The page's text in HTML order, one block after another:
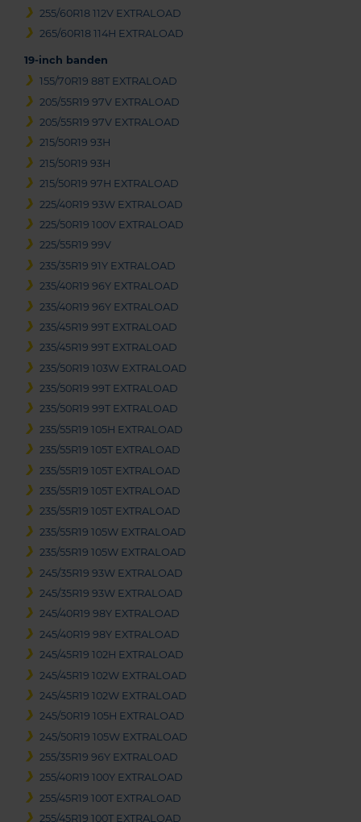
255/60R18 112V EXTRALOAD
265/60R18 114H EXTRALOAD
19-inch banden
155/70R19 88T EXTRALOAD
205/55R19 97V EXTRALOAD
205/55R19 97V EXTRALOAD
215/50R19 93H
215/50R19 93H
215/50R19 97H EXTRALOAD
225/40R19 93W EXTRALOAD
225/50R19 100V EXTRALOAD
225/55R19 99V
235/35R19 91Y EXTRALOAD
235/40R19 96Y EXTRALOAD
235/40R19 96Y EXTRALOAD
235/45R19 99T EXTRALOAD
235/45R19 99T EXTRALOAD
235/50R19 103W EXTRALOAD
235/50R19 99T EXTRALOAD
235/50R19 99T EXTRALOAD
235/55R19 105H EXTRALOAD
235/55R19 105T EXTRALOAD
235/55R19 105T EXTRALOAD
235/55R19 105T EXTRALOAD
235/55R19 105T EXTRALOAD
235/55R19 105W EXTRALOAD
235/55R19 105W EXTRALOAD
245/35R19 93W EXTRALOAD
245/35R19 93W EXTRALOAD
245/40R19 98Y EXTRALOAD
245/40R19 98Y EXTRALOAD
245/45R19 102H EXTRALOAD
245/45R19 102W EXTRALOAD
245/45R19 102W EXTRALOAD
245/50R19 105H EXTRALOAD
245/50R19 105W EXTRALOAD
255/35R19 96Y EXTRALOAD
255/40R19 100Y EXTRALOAD
255/45R19 100T EXTRALOAD
255/45R19 100T EXTRALOAD